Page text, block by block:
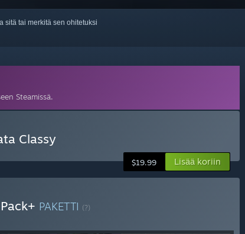
sitä tai merkitä sen ohitetuksi
Steamissä.
Classy
$19.99 Lisää koriin
PAKETTI (?)